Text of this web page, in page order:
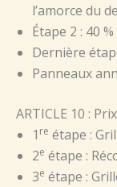
l’amorce du
Étape 2 : 40 %
Dernière
Panneaux
ARTICLE 10 : Prix
1 re étape :
2e étape :
3e étape :